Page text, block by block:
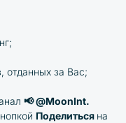
отданных за Вас;
📢 @MoonInt.
Поделиться на